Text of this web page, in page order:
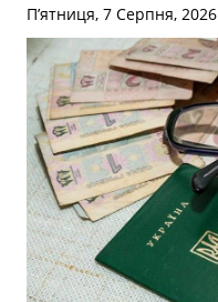
П’ятниця, 7 Серпня, 2026